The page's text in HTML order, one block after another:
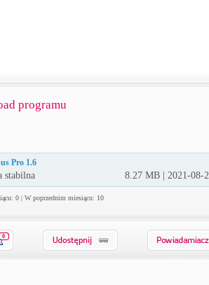
programu
Pro 1.6
stabilna 8.27 MB | 2021-08-
0 | W poprzednim miesiącu: 10
0